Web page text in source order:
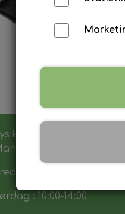
butik :
Tors : 12:00 - 17:30
: 14:00 - 17:30
: 10:00-14:00